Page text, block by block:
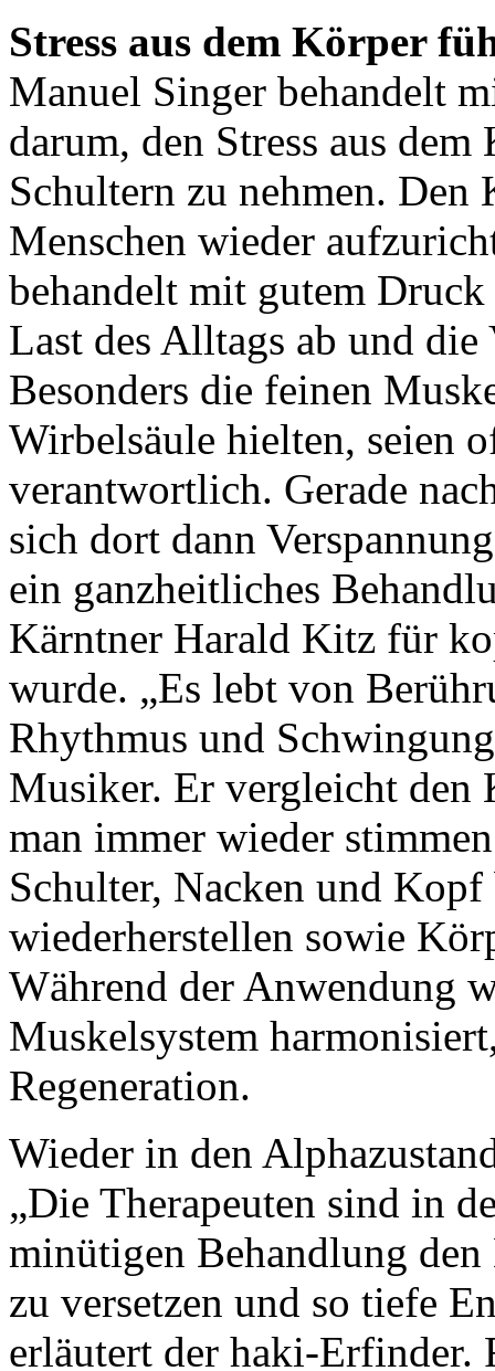
Stress aus dem Körper
Manuel Singer behandelt
darum, den Stress aus
Schultern zu nehmen.
Menschen wieder
behandelt mit gutem
Last des Alltags ab und die
Besonders die feinen
Wirbelsäule hielten, seien
verantwortlich. Gerade
sich dort dann
ein ganzheitliches
Kärntner Harald Kitz für
wurde. „Es lebt von
Rhythmus und
Musiker. Er vergleicht den
man immer wieder
Schulter, Nacken und
wiederherstellen sowie
Während der Anwendung
Muskelsystem
Regeneration.
Wieder in den
„Die Therapeuten sind in
minütigen Behandlung
zu versetzen und so tiefe
erläutert der haki-Erfinder.